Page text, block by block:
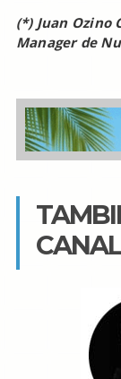
(*) Juan Ozino
Manager de